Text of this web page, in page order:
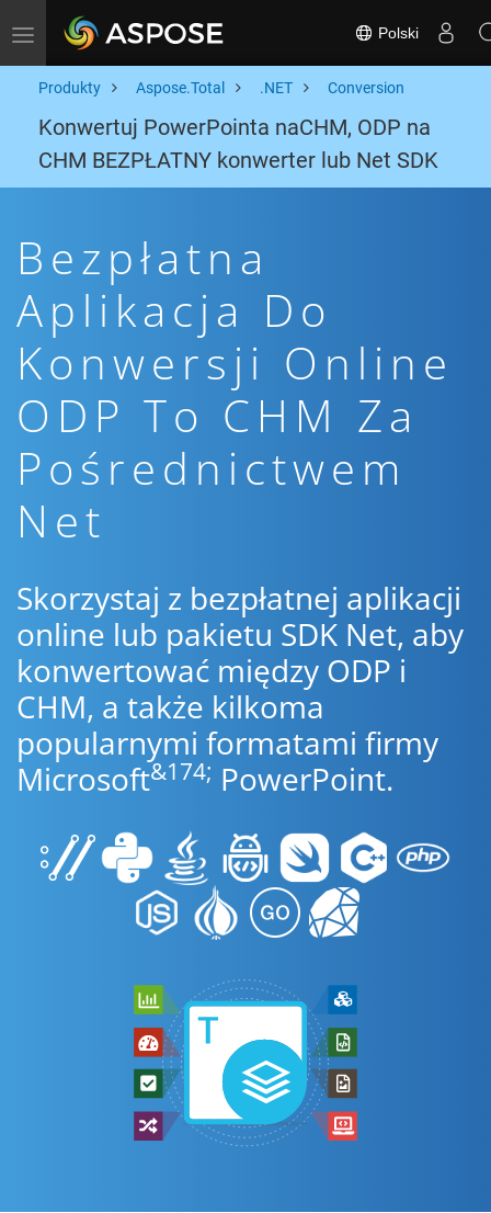
Toggle navigation Polski
Produkty Aspose.Total .NET Conversion
Konwertuj PowerPointa naCHM, ODP na
CHM BEZPŁATNY konwerter lub Net SDK
Bezpłatna
Aplikacja Do
Konwersji Online
ODP To CHM Za
Pośrednictwem
Net
Skorzystaj z bezpłatnej aplikacji
online lub pakietu SDK Net, aby
konwertować między ODP i
CHM, a także kilkoma
popularnymi formatami firmy
Microsoft&174; PowerPoint.